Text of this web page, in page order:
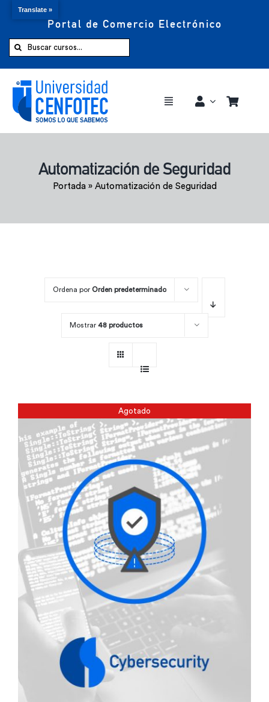
Portal de Comercio Electrónico
Buscar:
Toggle
Comprar ahora
InicioAutomatización de Seguridad
Portada» Automatización de Seguridad
Ordena por Orden predeterminado
Mostrar 48 productos
Agotado
Translate »